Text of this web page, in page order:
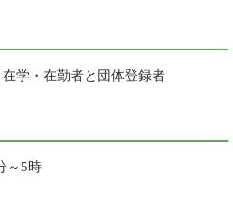
学・在勤者と団体登録者
～5時